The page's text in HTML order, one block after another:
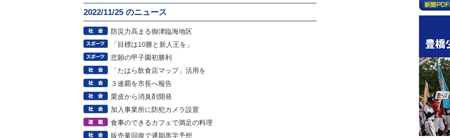
2022/11/25 のニュース
防災力高まる御津臨海地区
「目標は10勝と新人王を」
悲願の甲子園初勝利
「たはら飲食店マップ」活用を
３連覇を市長へ報告
栗皮から消臭剤開発
加入事業所に防犯カメラ設置
食事のできるカフェで満足の料理
販売量回復で通期黒字予想